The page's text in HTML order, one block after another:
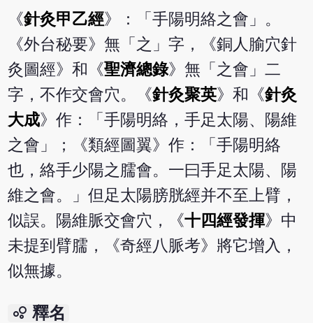
《針灸甲乙經》：「手陽明絡之會」。
《外台秘要》無「之」字，《銅人腧穴針
灸圖經》和《聖濟總錄》無「之會」二
字，不作交會穴。《針灸聚英》和《針灸
大成》作：「手陽明絡，手足太陽、陽維
之會」；《類經圖翼》作：「手陽明絡
也，絡手少陽之臑會。一曰手足太陽、陽
維之會。」但足太陽膀胱經并不至上臂，
似誤。陽維脈交會穴，《十四經發揮》中
未提到臂臑，《奇經八脈考》將它增入，
似無據。
bubble_chart 釋名